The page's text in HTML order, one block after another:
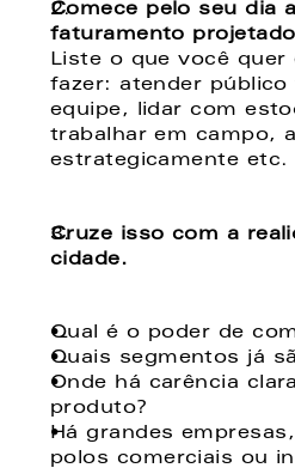
Comece pelo seu dia
faturamento
Liste o que você quer
fazer: atender público
equipe, lidar com
trabalhar em campo,
estrategicamente etc.
Cruze isso com a
cidade.
Qual é o poder de
Quais segmentos já
Onde há carência
produto?
Há grandes
polos comerciais ou